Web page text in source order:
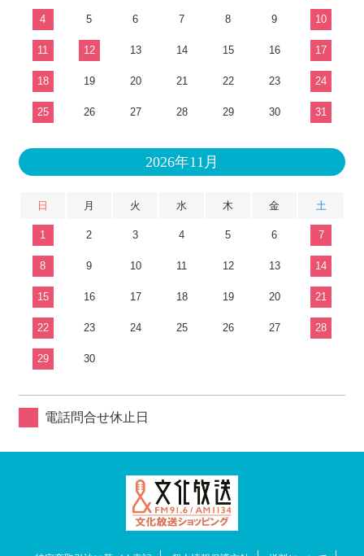
4 5 6 7 8 9 10
11 12 13 14 15 16 17
18 19 20 21 22 23 24
25 26 27 28 29 30 31
2026年11月
日 月 火 水 木 金 土
1 2 3 4 5 6 7
8 9 10 11 12 13 14
15 16 17 18 19 20 21
22 23 24 25 26 27 28
29 30
電話問合せ休止日